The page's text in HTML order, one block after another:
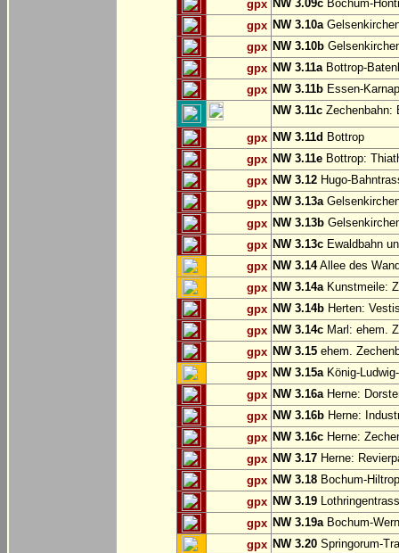
gpx NW 3.09c Bochum-
gpx NW 3.10a
gpx NW 3.10b
gpx NW 3.11aBottrop-
gpx NW 3.11b Essen-
NW 3.11c Zechenbahn:
gpx NW 3.11d Bottrop
gpx NW 3.11e Bottrop:
gpx NW 3.12 Hugo-
gpx NW 3.13a
gpx NW 3.13b
gpx NW 3.13c Ewaldbahn
gpx NW 3.14Allee des
gpx NW 3.14aKunstmeile:
gpx NW 3.14b Herten:
gpx NW 3.14c Marl: ehem.
gpx NW 3.15 ehem.
gpx NW 3.15aKönig-
gpx NW 3.16aHerne:
gpx NW 3.16b Herne:
gpx NW 3.16c Herne:
gpx NW 3.17 Herne:
gpx NW 3.18 Bochum-
gpx NW 3.19
gpx NW 3.19aBochum-
gpx NW 3.20 Springorum-